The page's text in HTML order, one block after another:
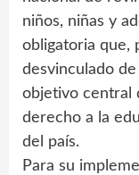
niños, niñas y
obligatoria que,
desvinculado
objetivo central
derecho a la
del país.
Para su